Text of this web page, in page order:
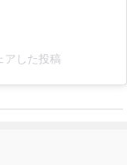
アした投稿